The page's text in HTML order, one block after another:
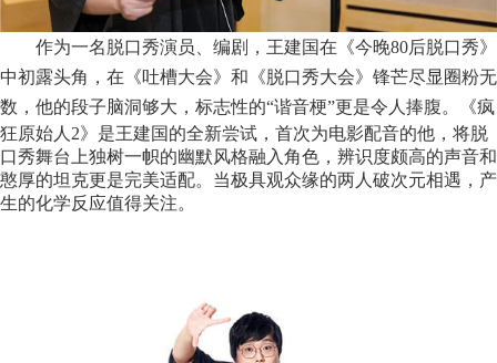
作为一名脱口秀演员、编剧，王建国在《今晚80后脱口秀》
中初露头角，在《吐槽大会》和《脱口秀大会》锋芒尽显圈粉无
数，他的段子脑洞够大，标志性的“谐音梗”更是令人捧腹。《疯
狂原始人2》是王建国的全新尝试，首次为电影配音的他，将脱
口秀舞台上独树一帜的幽默风格融入角色，辨识度颇高的声音和
憨厚的坦克更是完美适配。当极具观众缘的两人破次元相遇，产
生的化学反应值得关注。